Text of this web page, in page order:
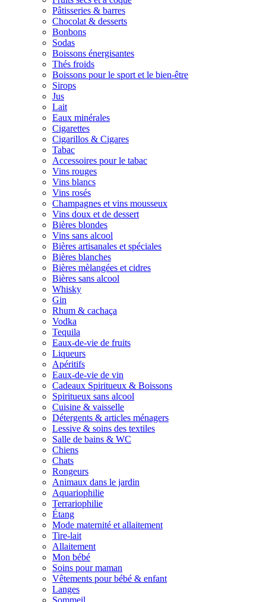
Pâtisseries & barres
Chocolat & desserts
Bonbons
Sodas
Boissons énergisantes
Thés froids
Boissons pour le sport et le bien-être
Sirops
Jus
Lait
Eaux minérales
Cigarettes
Cigarillos & Cigares
Tabac
Accessoires pour le tabac
Vins rouges
Vins blancs
Vins rosés
Champagnes et vins mousseux
Vins doux et de dessert
Bières blondes
Vins sans alcool
Bières artisanales et spéciales
Bières blanches
Bières mèlangées et cidres
Bières sans alcool
Whisky
Gin
Rhum & cachaça
Vodka
Tequila
Eaux-de-vie de fruits
Liqueurs
Apéritifs
Eaux-de-vie de vin
Cadeaux Spiritueux & Boissons
Spiritueux sans alcool
Cuisine & vaisselle
Détergents & articles ménagers
Lessive & soins des textiles
Salle de bains & WC
Chiens
Chats
Rongeurs
Animaux dans le jardin
Aquariophilie
Terrariophilie
Étang
Mode maternité et allaitement
Tire-lait
Allaitement
Mon bébé
Soins pour maman
Vêtements pour bébé & enfant
Langes
Sommeil